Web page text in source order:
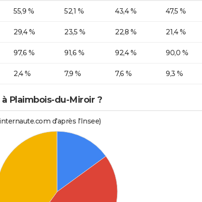
55,9 % 52,1 % 43,4 % 47,5 %
29,4 % 23,5 % 22,8 % 21,4 %
97,6 % 91,6 % 92,4 % 90,0 %
2,4 % 7,9 % 7,6 % 9,3 %
Plaimbois-du-Miroir ?
d'après l'Insee)